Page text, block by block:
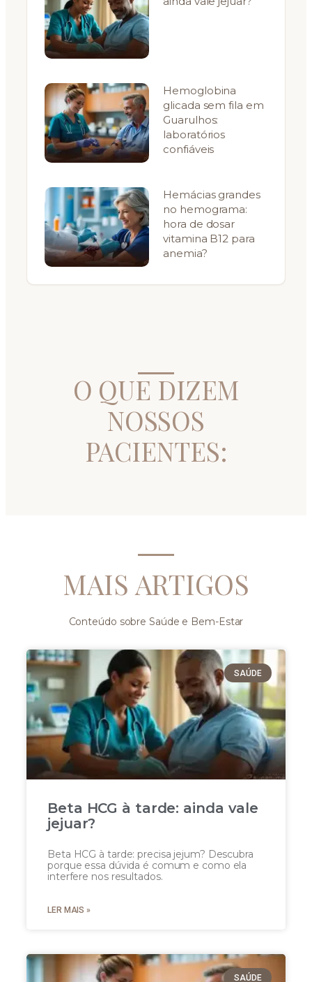
Hemoglobina
glicada sem fila em
Guarulhos:
laboratórios
confiáveis
Hemácias grandes
no hemograma:
hora de dosar
vitamina B12 para
anemia?
O QUE DIZEM
NOSSOS
PACIENTES:
MAIS ARTIGOS
Conteúdo sobre Saúde e Bem-Estar
SAÚDE
Beta HCG à tarde: ainda vale
jejuar?
Beta HCG à tarde: precisa jejum? Descubra
porque essa dúvida é comum e como ela
interfere nos resultados.
LER MAIS »
SAÚDE